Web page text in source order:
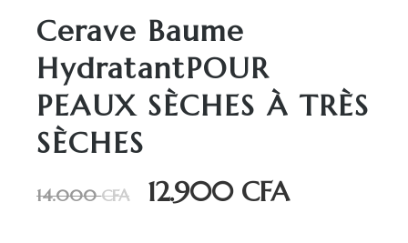
Cerave Baume
HydratantPOUR
PEAUX SÈCHES À TRÈS
SÈCHES
14.000CFA
Le
initial
12.900 CFA
actuel